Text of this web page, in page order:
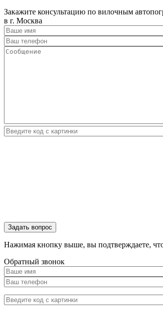
Закажите консультацию по вилочным
в г. Москва
Нажимая кнопку выше, вы подтверждаете,
Обратный звонок